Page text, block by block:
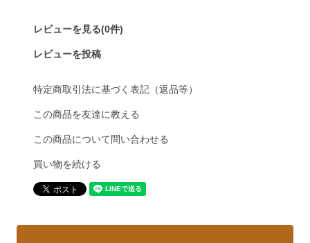
レビューを見る(0件)
レビューを投稿
特定商取引法に基づく表記（返品等）
この商品を友達に教える
この商品について問い合わせる
買い物を続ける